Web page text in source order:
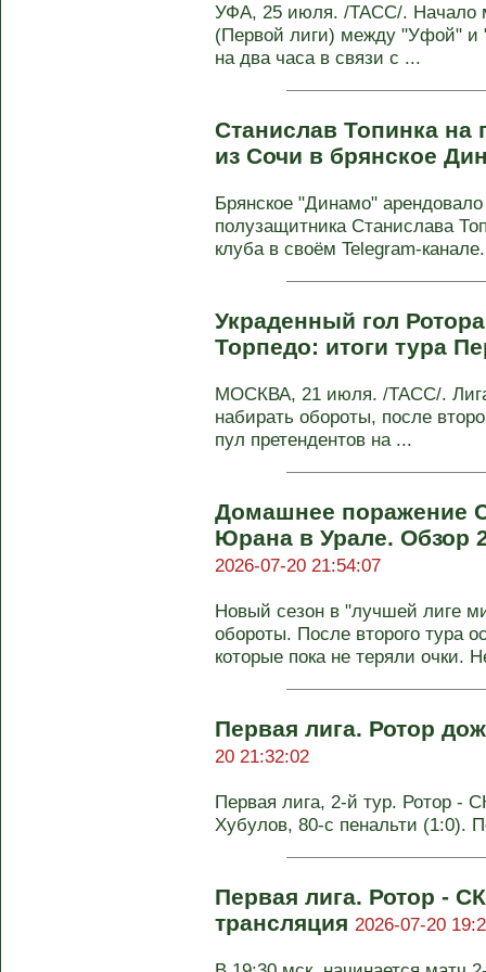
УФА, 25 июля. /ТАСС/. Начало
(Первой лиги) между "Уфой" и
на два часа в связи с ...
Станислав Топинка
из Сочи в брянское
Брянское "Динамо"
полузащитника Станислава
клуба в своём Telegram-
Украденный гол
Торпедо: итоги тура
МОСКВА, 21 июля. /ТАСС/.
набирать обороты, после
пул претендентов на ...
Домашнее поражение
Юрана в Урале. Обзор
2026-07-20 21:54:07
Новый сезон в "лучшей лиге
обороты. После второго тура
которые пока не теряли очки.
Первая лига. Ротор
20 21:32:02
Первая лига, 2-й тур. Ротор -
Хубулов, 80-с пенальти (1:0).
Первая лига. Ротор -
трансляция 2026-07-20